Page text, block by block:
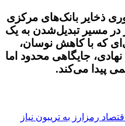
ذخایر بانک‌های مرکزی
در مسیر تبدیل‌شدن به یک
که با کاهش نوسان،
جایگاهی محدود اما
پیدا می‌کند.